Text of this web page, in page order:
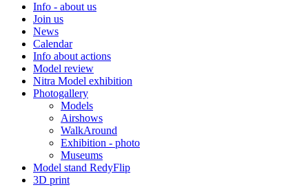
Info - about us
Join us
News
Calendar
Info about actions
Model review
Nitra Model exhibition
Photogallery
Models
Airshows
WalkAround
Exhibition - photo
Museums
Model stand RedyFlip
3D print